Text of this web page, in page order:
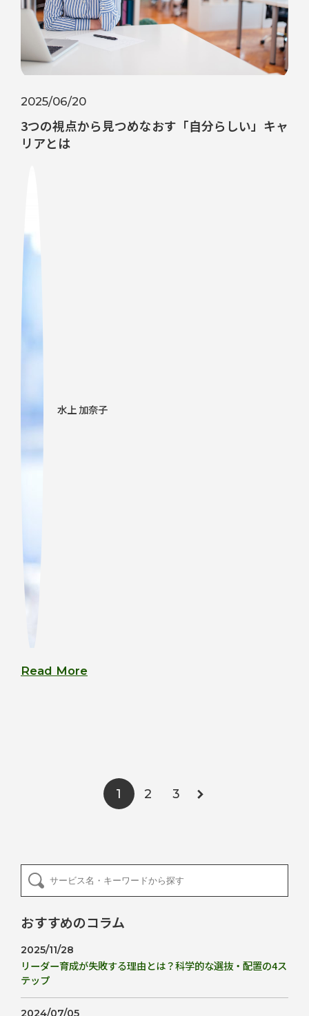
2025/06/20
3つの視点から見つめなおす「自分らしい」キャ
リアとは
水上 加奈子
Read More
おすすめのコラム
2025/11/28
リーダー育成が失敗する理由とは？科学的な選抜・配置の4ス
テップ
2024/07/05
1 2 3